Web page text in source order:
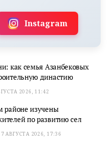
Instagram
как семья Азанбековых
династию
2026, 11:42
районе изучены
по развитию сел
7 АВГУСТА 2026, 17:36